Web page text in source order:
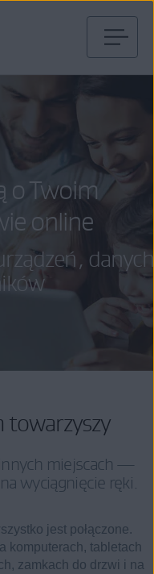
o Twoim
online
danych
towarzyszy
miejscach —
wyciągnięcie ręki.
jest połączone.
komputerach, tabletach
zamkach do drzwi i na